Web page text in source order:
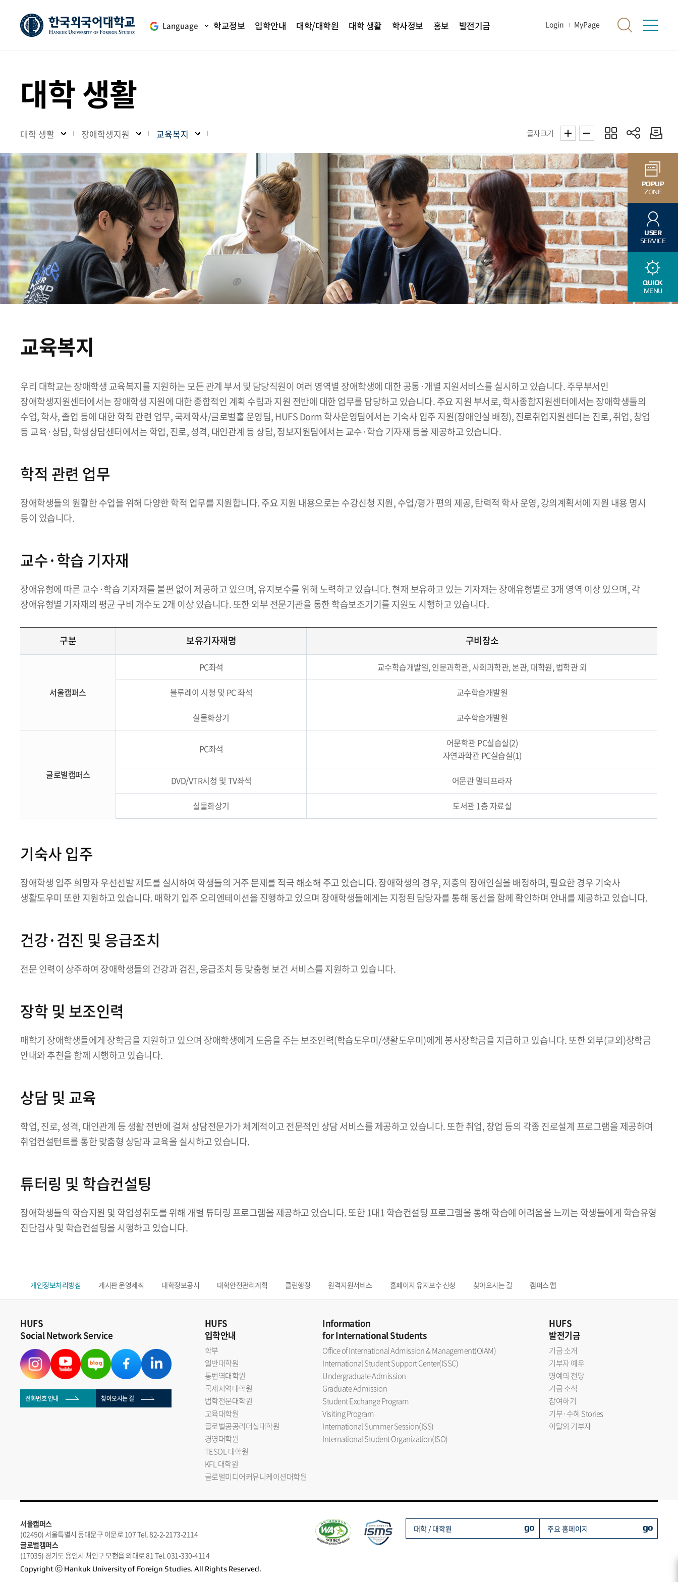
Language 학교정보 입학안내 대학/대학원 대학 생활 학사정보 홍보 발전기금 Login MyPage
POPUP
ZONE
USER
SERVICE
QUICK
MENU
대학 생활
대학 생활 장애학생지원 교육복지 글자크기
교육복지
우리 대학교는 장애학생 교육복지를 지원하는 모든 관계 부서 및 담당직원이 여러 영역별 장애학생에 대한 공통·개별 지원서비스를 실시하고 있습니다. 주무부서인
장애학생지원센터에서는 장애학생 지원에 대한 종합적인 계획 수립과 지원 전반에 대한 업무를 담당하고 있습니다. 주요 지원 부서로, 학사종합지원센터에서는 장애학생들의
수업, 학사, 졸업 등에 대한 학적 관련 업무, 국제학사/글로벌홀 운영팀, HUFS Dorm 학사운영팀에서는 기숙사 입주 지원(장애인실 배정), 진로취업지원센터는 진로, 취업, 창업
등 교육·상담, 학생상담센터에서는 학업, 진로, 성격, 대인관계 등 상담, 정보지원팀에서는 교수·학습 기자재 등을 제공하고 있습니다.
학적 관련 업무
장애학생들의 원활한 수업을 위해 다양한 학적 업무를 지원합니다. 주요 지원 내용으로는 수강신청 지원, 수업/평가 편의 제공, 탄력적 학사 운영, 강의계획서에 지원 내용 명시
등이 있습니다.
교수·학습 기자재
장애유형에 따른 교수·학습 기자재를 불편 없이 제공하고 있으며, 유지보수를 위해 노력하고 있습니다. 현재 보유하고 있는 기자재는 장애유형별로 3개 영역 이상 있으며, 각
장애유형별 기자재의 평균 구비 개수도 2개 이상 있습니다. 또한 외부 전문기관을 통한 학습보조기기를 지원도 시행하고 있습니다.
구분 보유기자재명 구비장소
서울캠퍼스
PC좌석 교수학습개발원, 인문과학관, 사회과학관, 본관, 대학원, 법학관 외
블루레이 시청 및 PC 좌석 교수학습개발원
실물화상기 교수학습개발원
글로벌캠퍼스
PC좌석
어문학관 PC실습실(2)
자연과학관 PC실습실(1)
DVD/VTR시청 및 TV좌석 어문관 멀티프라자
실물화상기 도서관 1층 자료실
기숙사 입주
장애학생 입주 희망자 우선선발 제도를 실시하여 학생들의 거주 문제를 적극 해소해 주고 있습니다. 장애학생의 경우, 저층의 장애인실을 배정하며, 필요한 경우 기숙사
생활도우미 또한 지원하고 있습니다. 매학기 입주 오리엔테이션을 진행하고 있으며 장애학생들에게는 지정된 담당자를 통해 동선을 함께 확인하며 안내를 제공하고 있습니다.
건강·검진 및 응급조치
전문 인력이 상주하여 장애학생들의 건강과 검진, 응급조치 등 맞춤형 보건 서비스를 지원하고 있습니다.
장학 및 보조인력
매학기 장애학생들에게 장학금을 지원하고 있으며 장애학생에게 도움을 주는 보조인력(학습도우미/생활도우미)에게 봉사장학금을 지급하고 있습니다. 또한 외부(교외)장학금
안내와 추천을 함께 시행하고 있습니다.
상담 및 교육
학업, 진로, 성격, 대인관계 등 생활 전반에 걸쳐 상담전문가가 체계적이고 전문적인 상담 서비스를 제공하고 있습니다. 또한 취업, 창업 등의 각종 진로설계 프로그램을 제공하며
취업컨설턴트를 통한 맞춤형 상담과 교육을 실시하고 있습니다.
튜터링 및 학습컨설팅
장애학생들의 학습지원 및 학업성취도를 위해 개별 튜터링 프로그램을 제공하고 있습니다. 또한 1대1 학습컨설팅 프로그램을 통해 학습에 어려움을 느끼는 학생들에게 학습유형
진단검사 및 학습컨설팅을 시행하고 있습니다.
개인정보처리방침 게시판 운영세칙 대학정보공시 대학안전관리계획 클린행정 원격지원서비스 홈페이지 유지보수 신청 찾아오시는 길 캠퍼스 맵
HUFS
Social Network Service
전화번호 안내 찾아오시는 길
HUFS
입학안내
학부
일반대학원
통번역대학원
국제지역대학원
법학전문대학원
교육대학원
글로벌공공리더십대학원
경영대학원
TESOL 대학원
KFL 대학원
글로벌미디어커뮤니케이션대학원
Information
for International Students
Office of International Admission & Management(OIAM)
International Student Support Center(ISSC)
Undergraduate Admission
Graduate Admission
Student Exchange Program
Visiting Program
International Summer Session(ISS)
International Student Organization(ISO)
HUFS
발전기금
기금 소개
기부자 예우
명예의 전당
기금 소식
참여하기
기부·수혜 Stories
이달의 기부자
서울캠퍼스
(02450) 서울특별시 동대문구 이문로 107 Tel. 82-2-2173-2114
글로벌캠퍼스
(17035) 경기도 용인시 처인구 모현읍 외대로 81 Tel. 031-330-4114
Copyright ⓒ Hankuk University of Foreign Studies. All Rights Reserved.
대학 / 대학원 go 주요 홈페이지 go